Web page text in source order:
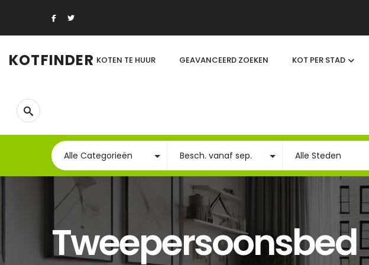
KOTFINDER KOTEN TE HUUR GEAVANCEERD ZOEKEN KOT PER STAD
Tweepersoonsbed